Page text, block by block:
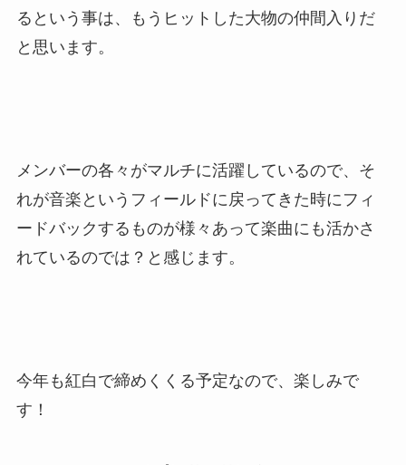
るという事は、もうヒットした大物の仲間入りだ
と思います。
メンバーの各々がマルチに活躍しているので、そ
れが音楽というフィールドに戻ってきた時にフィ
ードバックするものが様々あって楽曲にも活かさ
れているのでは？と感じます。
今年も紅白で締めくくる予定なので、楽しみで
す！